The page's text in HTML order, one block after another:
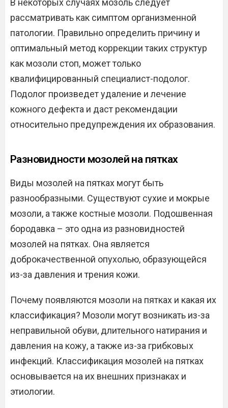
В некоторых случаях мозоль следует
рассматривать как симптом организменной
патологии. Правильно определить причину и
оптимальный метод коррекции таких структур
как мозоли стоп, может только
квалифицированный специалист-подолог.
Подолог произведет удаление и лечение
кожного дефекта и даст рекомендации
относительно предупреждения их образования.
Разновидности мозолей на пятках
Виды мозолей на пятках могут быть
разнообразными. Существуют сухие и мокрые
мозоли, а также костные мозоли. Подошвенная
бородавка – это одна из разновидностей
мозолей на пятках. Она является
доброкачественной опухолью, образующейся
из-за давления и трения кожи.
Почему появляются мозоли на пятках и какая их
классификация? Мозоли могут возникать из-за
неправильной обуви, длительного натирания и
давления на кожу, а также из-за грибковых
инфекций. Классификация мозолей на пятках
основывается на их внешних признаках и
этиологии.